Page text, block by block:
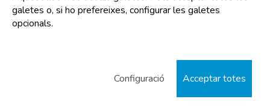
Capacitat:670 L
Capacitat:
galetes o, si ho prefereixes, configurar les galetes
opcionals.
Acceptar totes
Configuració